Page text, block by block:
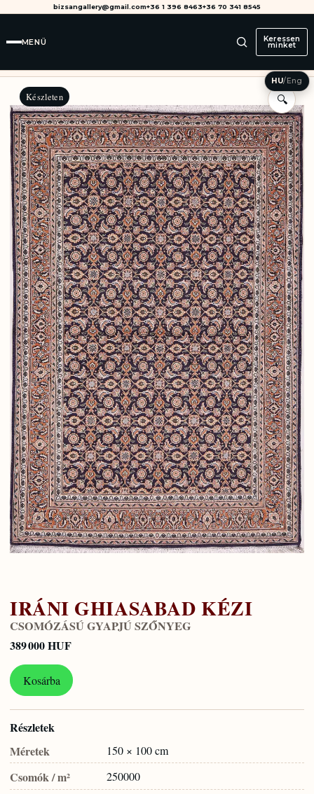
bizsangallery@gmail.com+36 1 396 8463+36 70 341 8545
MENÜ Keressen
minket
HU/Eng
Készleten 🔍
IRÁNI GHIASABAD KÉZI
CSOMÓZÁSÚ GYAPJÚ SZŐNYEG
389 000 HUF
Kosárba
Részletek
Méretek
150 × 100 cm
Csomók / m² 250000